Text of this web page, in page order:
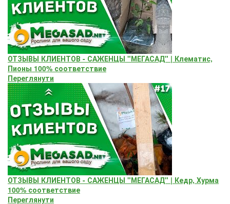
ОТЗЫВЫ КЛИЕНТОВ - САЖЕНЦЫ "МЕГАСАД" | Клематис,
Пионы 100% соответствие
Переглянути
ОТЗЫВЫ КЛИЕНТОВ - САЖЕНЦЫ "МЕГАСАД" | Кедр, Хурма
100% соответствие
Переглянути